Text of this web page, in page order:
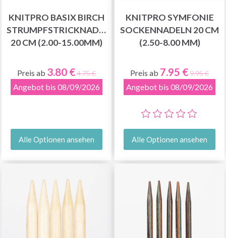
KNITPRO BASIX BIRCH
STRUMPFSTRICKNADELN
20 CM (2.00-15.00MM)
Preis ab 3.80 €4.75 €
Angebot bis 08/09/2026
Alle Optionen ansehen
KNITPRO SYMFONIE
SOCKENNADELN 20 CM
(2.50-8.00 MM)
Preis ab 7.95 €9.95 €
Angebot bis 08/09/2026
Alle Optionen ansehen